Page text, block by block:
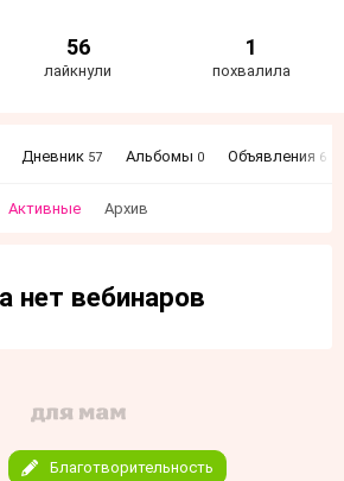
56
лайкнули
1
похвалила
Дневник 57 Альбомы 0 Объявления 6
Активные Архив
нет вебинаров
Благотворительность